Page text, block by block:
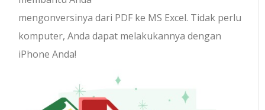
mengonversinya dari PDF ke MS Excel. Tidak perlu
komputer, Anda dapat melakukannya dengan
iPhone Anda!